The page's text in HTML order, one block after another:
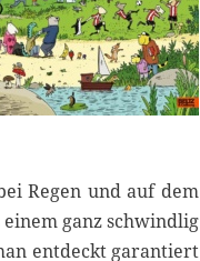
Regen und auf dem
ganz schwindlig
entdeckt garantiert